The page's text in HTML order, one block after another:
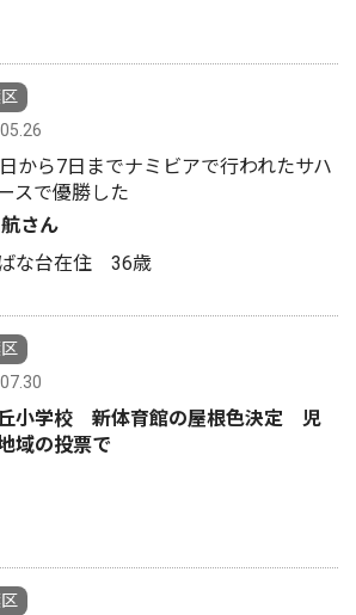
から7日までナミビアで行われたサハ
スで優勝した
さん
な台在住 36歳
小学校 新体育館の屋根色決定 児
域の投票で